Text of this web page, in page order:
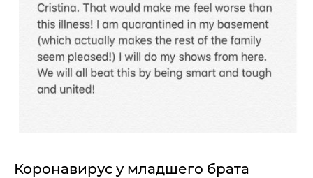
Коронавирус у младшего брата